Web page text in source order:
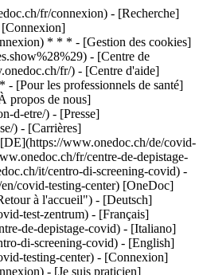
fr/connexion) - [Recherche]
* * * - [Gestion des cookies]
- [Centre de
fr/) - [Centre d'aide]
[Pour les professionnels de santé]
propos de nous]
d-etre/) - [Presse]
) - [Carrières]
www.onedoc.ch/de/covid-
fr/centre-de-depistage-
it/centro-di-screening-covid) -
covid-testing-center) [OneDoc]
à l'accueil") - [Deutsch]
test-zentrum) - [Français]
de-depistage-covid) - [Italiano]
di-screening-covid) - [English]
testing-center) - [Connexion]
- [Je suis praticien]